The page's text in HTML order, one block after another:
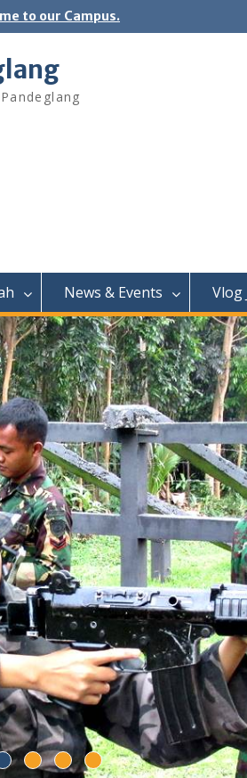
to our Campus.
News & Events Vlog